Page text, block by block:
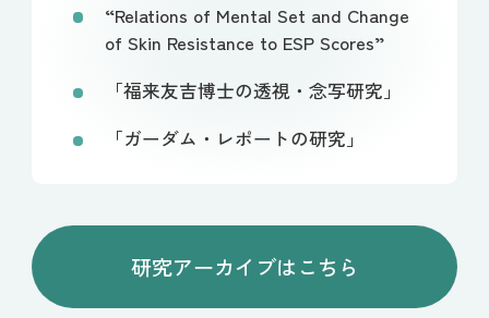
“Relations of Mental Set and Change
of Skin Resistance to ESP Scores”
「福来友吉博士の透視・念写研究」
「ガーダム・レポートの研究」
研究アーカイブはこちら